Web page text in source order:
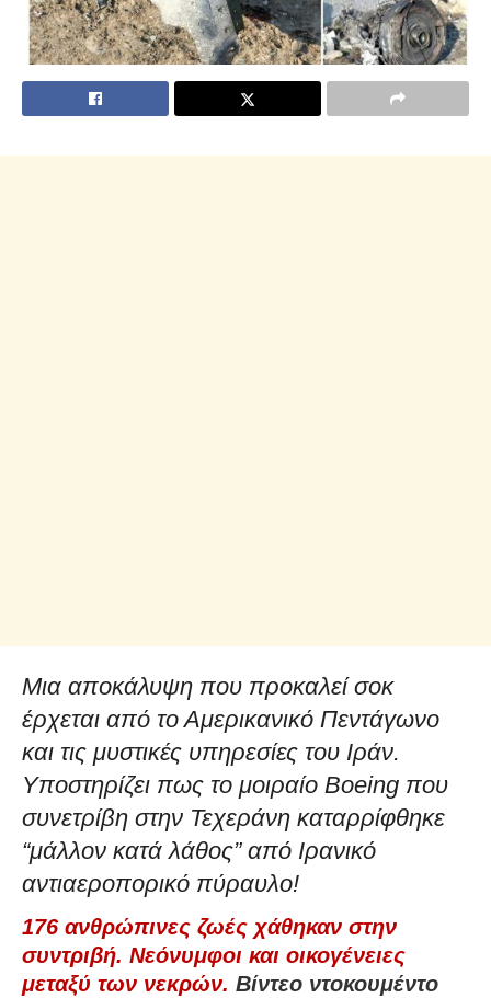
Μια αποκάλυψη που προκαλεί σοκ
έρχεται από το Αμερικανικό Πεντάγωνο
και τις μυστικές υπηρεσίες του Ιράν.
Υποστηρίζει πως το μοιραίο Boeing που
συνετρίβη στην Τεχεράνη καταρρίφθηκε
“μάλλον κατά λάθος” από Ιρανικό
αντιαεροπορικό πύραυλο!
176 ανθρώπινες ζωές χάθηκαν στην
συντριβή. Νεόνυμφοι και οικογένειες
μεταξύ των νεκρών. Βίντεο ντοκουμέντο